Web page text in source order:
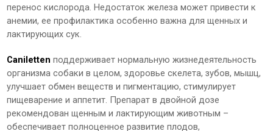
перенос кислорода. Недостаток железа может привести к
анемии, ее профилактика особенно важна для щенных и
лактирующих сук.
Caniletten поддерживает нормальную жизнедеятельность
организма собаки в целом, здоровье скелета, зубов, мышц,
улучшает обмен веществ и пигментацию, стимулирует
пищеварение и аппетит. Препарат в двойной дозе
рекомендован щенным и лактирующим животным –
обеспечивает полноценное развитие плодов,